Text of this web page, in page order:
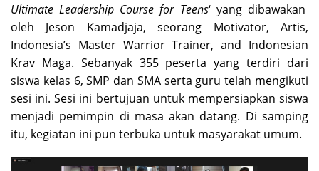
Ultimate Leadership Course for Teens‘ yang dibawakan
oleh Jeson Kamadjaja, seorang Motivator, Artis,
Indonesia’s Master Warrior Trainer, and Indonesian
Krav Maga. Sebanyak 355 peserta yang terdiri dari
siswa kelas 6, SMP dan SMA serta guru telah mengikuti
sesi ini. Sesi ini bertujuan untuk mempersiapkan siswa
menjadi pemimpin di masa akan datang. Di samping
itu, kegiatan ini pun terbuka untuk masyarakat umum.